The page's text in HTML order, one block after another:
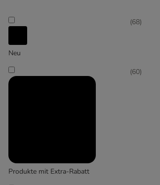
Croci
(1)
(4)
Neu
(68)
Produkte mit Extra-Rabatt
(60)